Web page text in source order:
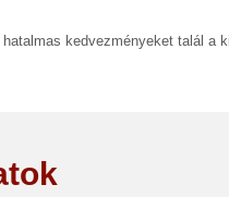
kedvezményeket talál a